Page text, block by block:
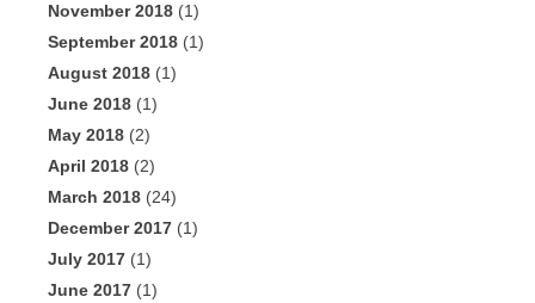
November 2018 (1)
September 2018 (1)
August 2018 (1)
June 2018 (1)
May 2018 (2)
April 2018 (2)
March 2018 (24)
December 2017 (1)
July 2017 (1)
June 2017 (1)